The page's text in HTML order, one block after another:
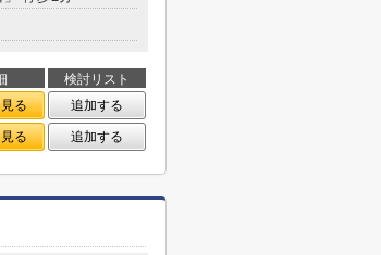
検討リスト
る
追加する
る 追加する